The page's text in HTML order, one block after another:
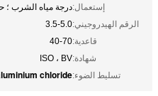
إستعمال:درجة مياه الشرب ؛
الرقم الهيدروجيني:3.5-5.0
قاعدية:40-70
شهادة:ISO ، BV
تسليط الضوء:chloride